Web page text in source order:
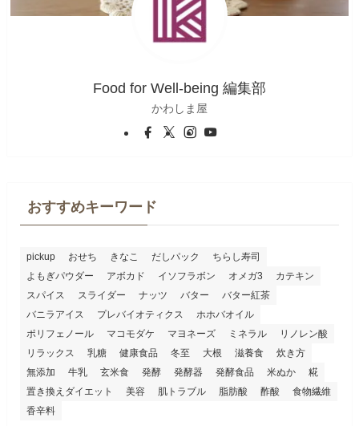
Food for Well-being 編集部
かわしま屋
おすすめキーワード
pickup おせち きなこ だしパック
ちらし寿司
よもぎパウダー
アボカド イソフラボン オメガ3
カテキン
スパイス
スライダー ナッツ バター
バター紅茶
バニラアイス
プレバイオティクス
ホホバオイル
ポリフェノール
マコモダケ マヨネーズ ミネラル
リノレン酸
リラックス
乳糖 健康食品 冬至 大根 滋養食
炊き方
無添加
牛乳 玄米食 発酵 発酵器 発酵食品 米ぬか
糀
置き換えダイエット
美容 肌トラブル 脂肪酸 酢酸
食物繊維
香辛料